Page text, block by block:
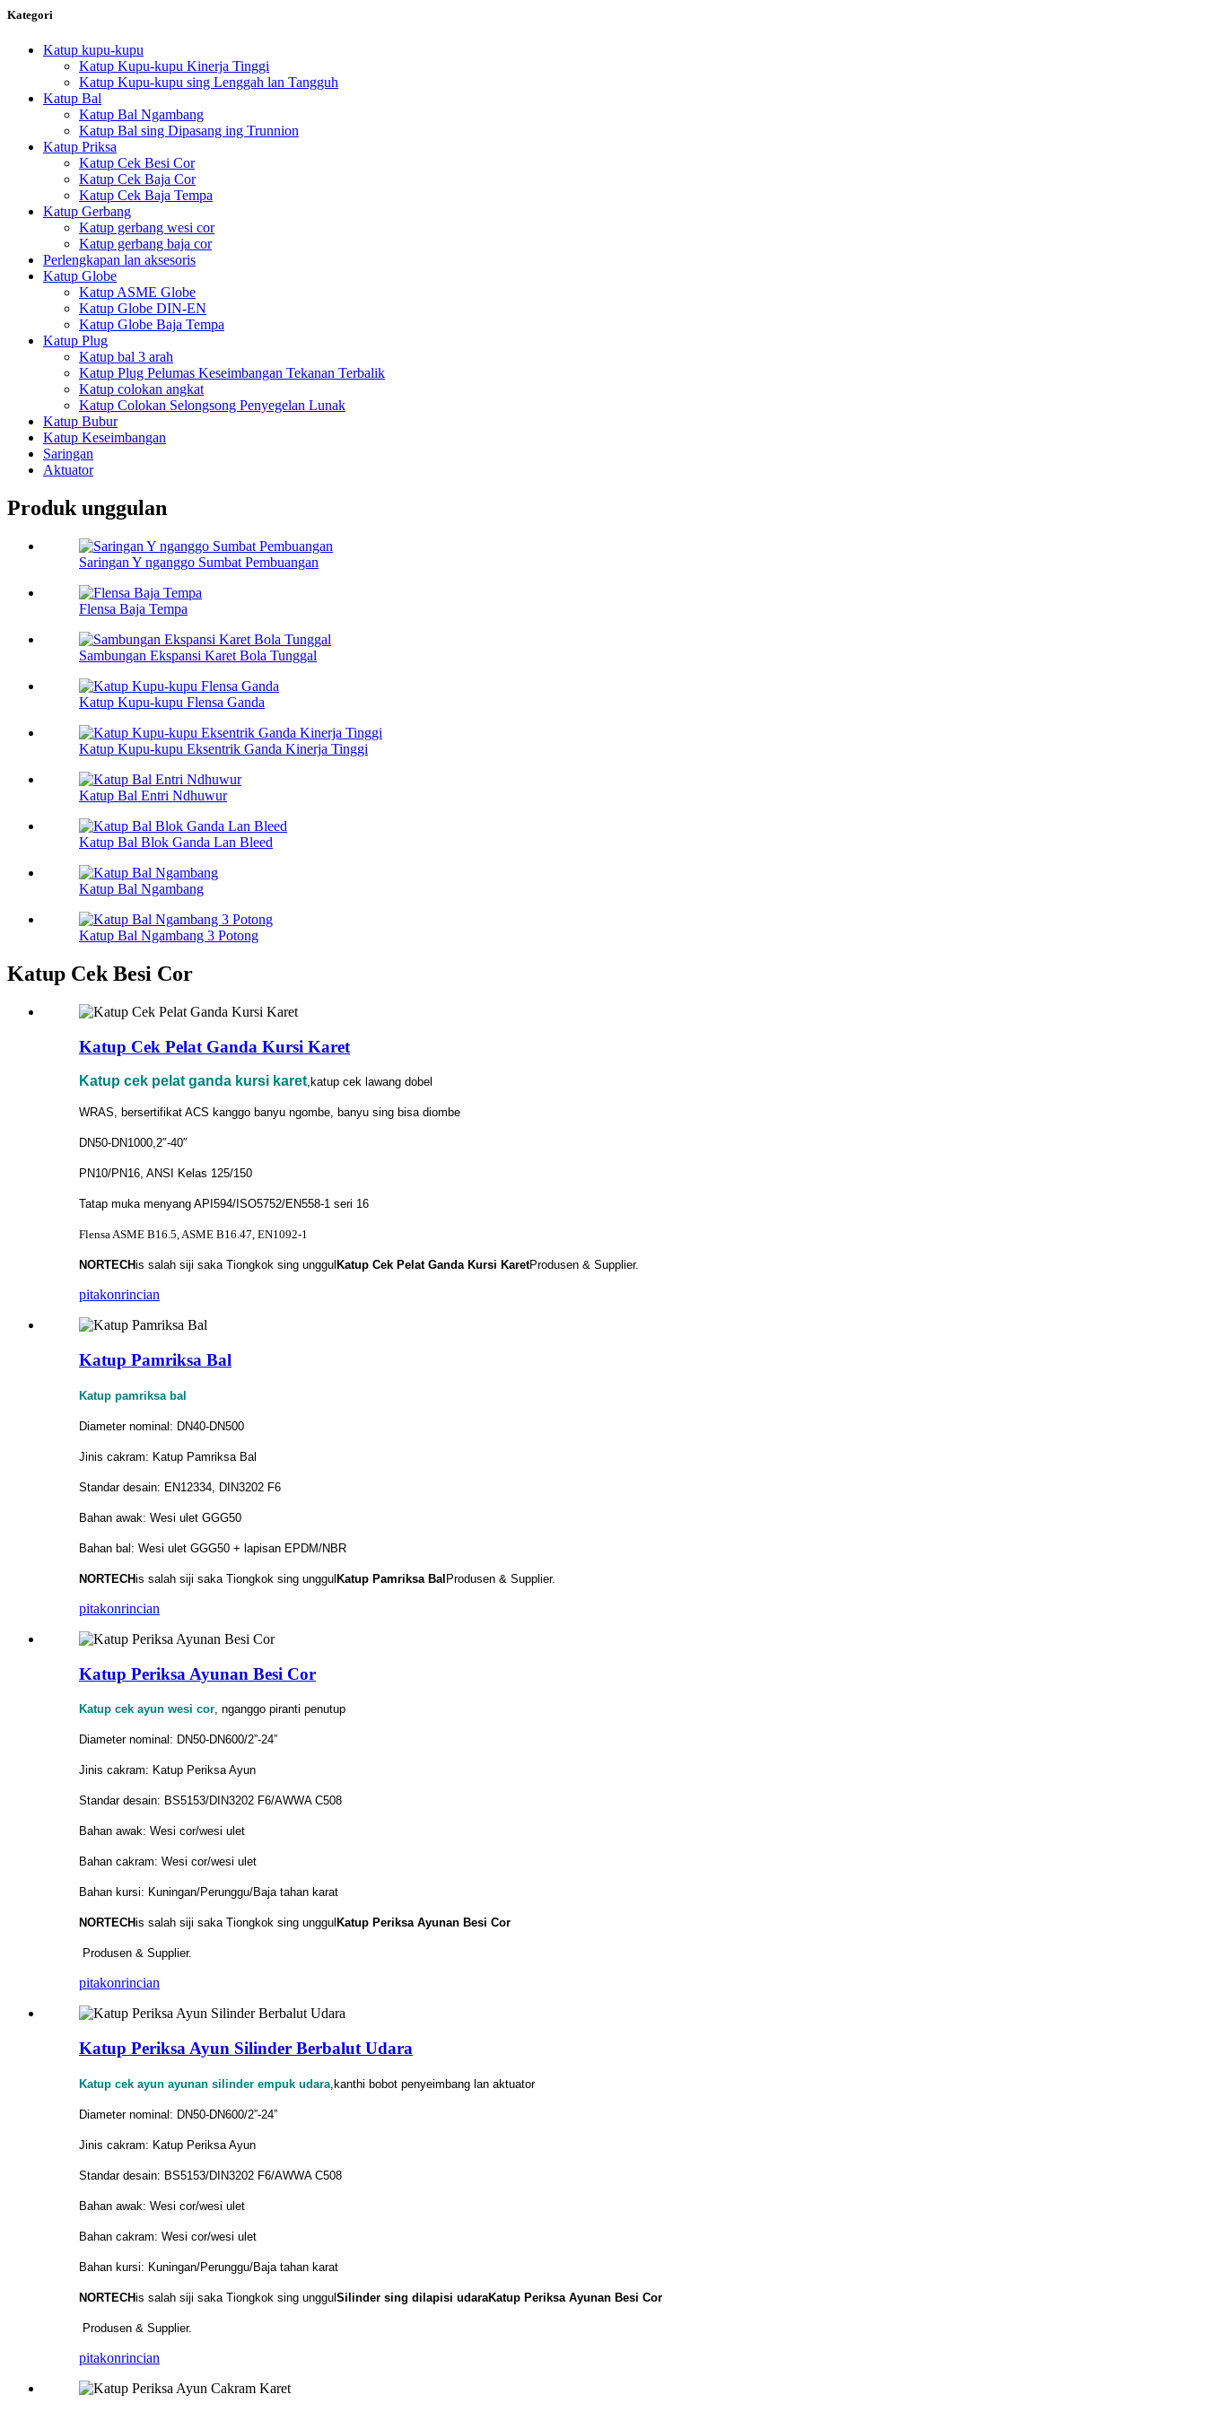
Kategori
Katup kupu-kupu
Katup Kupu-kupu Kinerja Tinggi
Katup Kupu-kupu sing Lenggah lan Tangguh
Katup Bal
Katup Bal Ngambang
Katup Bal sing Dipasang ing Trunnion
Katup Priksa
Katup Cek Besi Cor
Katup Cek Baja Cor
Katup Cek Baja Tempa
Katup Gerbang
Katup gerbang wesi cor
Katup gerbang baja cor
Perlengkapan lan aksesoris
Katup Globe
Katup ASME Globe
Katup Globe DIN-EN
Katup Globe Baja Tempa
Katup Plug
Katup bal 3 arah
Katup Plug Pelumas Keseimbangan Tekanan Terbalik
Katup colokan angkat
Katup Colokan Selongsong Penyegelan Lunak
Katup Bubur
Katup Keseimbangan
Saringan
Aktuator
Produk unggulan
Saringan Y nganggo Sumbat Pembuangan
Flensa Baja Tempa
Sambungan Ekspansi Karet Bola Tunggal
Katup Kupu-kupu Flensa Ganda
Katup Kupu-kupu Eksentrik Ganda Kinerja Tinggi
Katup Bal Entri Ndhuwur
Katup Bal Blok Ganda Lan Bleed
Katup Bal Ngambang
Katup Bal Ngambang 3 Potong
Katup Cek Besi Cor
Katup Cek Pelat Ganda Kursi Karet
Katup cek pelat ganda kursi karet,katup cek lawang dobel
WRAS, bersertifikat ACS kanggo banyu ngombe, banyu sing bisa diombe
DN50-DN1000,2″-40″
PN10/PN16, ANSI Kelas 125/150
Tatap muka menyang API594/ISO5752/EN558-1 seri 16
Flensa ASME B16.5, ASME B16.47, EN1092-1
NORTECHis salah siji saka Tiongkok sing unggul Katup Cek Pelat Ganda Kursi KaretProdusen & Supplier.
pitakonrincian
Katup Pamriksa Bal
Katup pamriksa bal
Diameter nominal: DN40-DN500
Jinis cakram: Katup Pamriksa Bal
Standar desain: EN12334, DIN3202 F6
Bahan awak: Wesi ulet GGG50
Bahan bal: Wesi ulet GGG50 + lapisan EPDM/NBR
NORTECHis salah siji saka Tiongkok sing unggul Katup Pamriksa Bal Produsen & Supplier.
pitakonrincian
Katup Periksa Ayunan Besi Cor
Katup cek ayun wesi cor, nganggo piranti penutup
Diameter nominal: DN50-DN600/2”-24”
Jinis cakram: Katup Periksa Ayun
Standar desain: BS5153/DIN3202 F6/AWWA C508
Bahan awak: Wesi cor/wesi ulet
Bahan cakram: Wesi cor/wesi ulet
Bahan kursi: Kuningan/Perunggu/Baja tahan karat
NORTECHis salah siji saka Tiongkok sing unggul Katup Periksa Ayunan Besi Cor
Produsen & Supplier.
pitakonrincian
Katup Periksa Ayun Silinder Berbalut Udara
Katup cek ayun ayunan silinder empuk udara ,kanthi bobot penyeimbang lan aktuator
Diameter nominal: DN50-DN600/2”-24”
Jinis cakram: Katup Periksa Ayun
Standar desain: BS5153/DIN3202 F6/AWWA C508
Bahan awak: Wesi cor/wesi ulet
Bahan cakram: Wesi cor/wesi ulet
Bahan kursi: Kuningan/Perunggu/Baja tahan karat
NORTECHis salah siji saka Tiongkok sing unggulSilinder sing dilapisi udaraKatup Periksa Ayunan Besi Cor
Produsen & Supplier.
pitakonrincian